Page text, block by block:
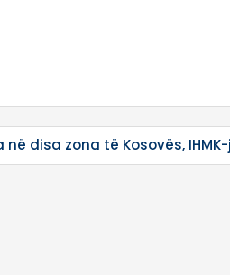
të Kosovës, IHMK-ja